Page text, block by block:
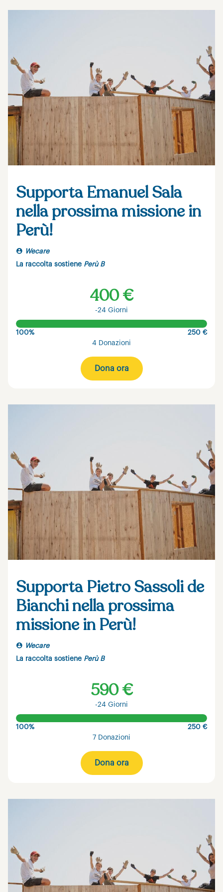
Supporta Emanuel Sala
nella prossima missione in
Perù!
Wecare
La raccolta sostiene Perù B
400 €
-24 Giorni
100%
250 €
4 Donazioni
Dona ora
Supporta Pietro Sassoli de
Bianchi nella prossima
missione in Perù!
Wecare
La raccolta sostiene Perù B
590 €
-24 Giorni
100%
250 €
7 Donazioni
Dona ora